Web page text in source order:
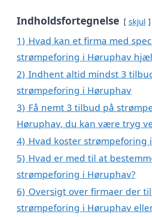
Indholdsfortegnelse skjul
1) Hvad kan et firma med
strømpeforing i Høruphav
2) Indhent altid mindst 3
strømpeforing i Høruphav
3) Få nemt 3 tilbud på
Høruphav, du kan være tryg
4) Hvad koster strømpeforing
5) Hvad er med til at
strømpeforing i Høruphav?
6) Oversigt over firmaer der
strømpeforing i Høruphav